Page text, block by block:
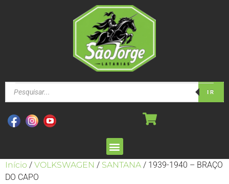
IR
Início / VOLKSWAGEN / SANTANA / 1939-1940 – BRAÇO
DO CAPO